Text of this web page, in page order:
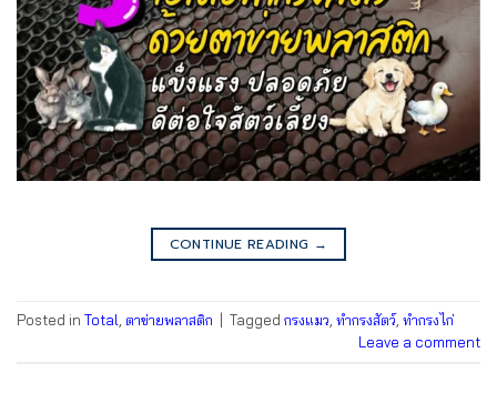
CONTINUE READING →
Posted in Total, ตาข่ายพลาสติก Tagged กรงแมว, ทำกรงสัตว์, ทำกรงไก่
Leave a comment